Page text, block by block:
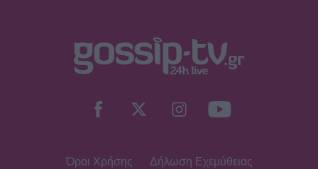
Όροι Χρήσης Δήλωση Εχεμύθειας